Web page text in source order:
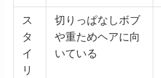
ス
タ
イ
リ
切りっぱなしボブ
や重ためヘアに向
いている